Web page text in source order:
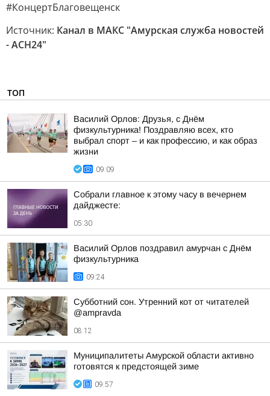
#КонцертБлаговещенск
Источник: Канал в МАКС "Амурская служба новостей
- АСН24"
ТОП
Василий Орлов: Друзья, с Днём
физкультурника! Поздравляю всех, кто
выбрал спорт – и как профессию, и как образ
жизни
09:09
Собрали главное к этому часу в вечернем
дайджесте:
05:30
Василий Орлов поздравил амурчан с Днём
физкультурника
09:24
Субботний сон. Утренний кот от читателей
@ampravda
08:12
Муниципалитеты Амурской области активно
готовятся к предстоящей зиме
09:57